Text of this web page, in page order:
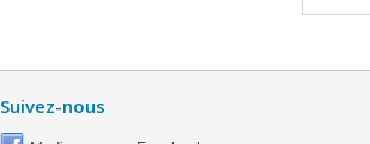
Suivez-nous